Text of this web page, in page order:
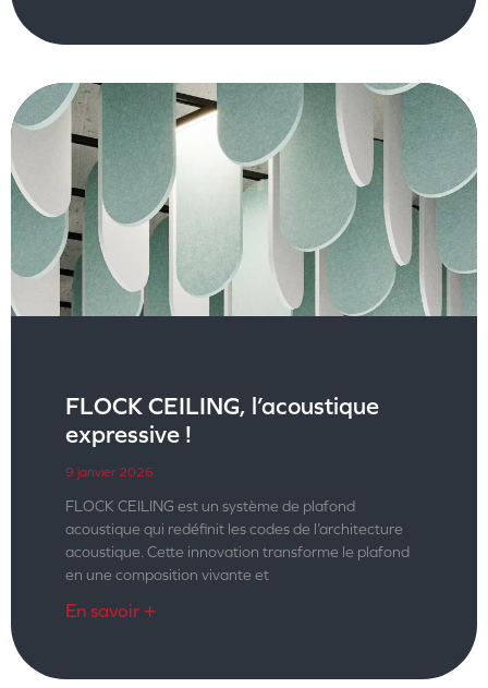
FLOCK CEILING, l’acoustique
expressive !
9 janvier 2026
FLOCK CEILING est un système de plafond
acoustique qui redéfinit les codes de l’architecture
acoustique. Cette innovation transforme le plafond
en une composition vivante et
En savoir +